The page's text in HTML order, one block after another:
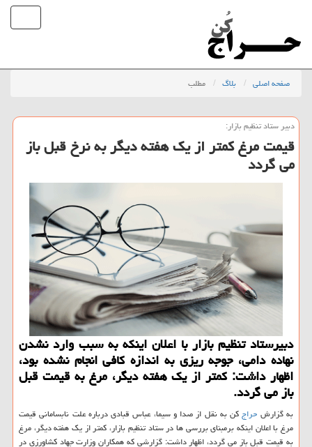
صفحه اصلی بلاگ مطلب
دبیر ستاد تنظیم بازار:
قیمت مرغ كمتر از یك هفته دیگر به نرخ قبل باز
می گردد
دبیرستاد تنظیم بازار با اعلان اینكه به سبب وارد نشدن
نهاده دامی، جوجه ریزی به اندازه كافی انجام نشده بود،
اظهار داشت: كمتر از یك هفته دیگر، مرغ به قیمت قبل
باز می گردد.
به گزارش حراجکن به نقل از صدا و سیما، عباس قبادی درباره علت نابسامانی قیمت
مرغ با اعلان اینکه برمبنای بررسی ها در ستاد تنظیم بازار، کمتر از یک هفته دیگر، مرغ
به قیمت قبل باز می گردد، اظهار داشت: گزارشی که همکاران وزارت جهاد کشاورزی در